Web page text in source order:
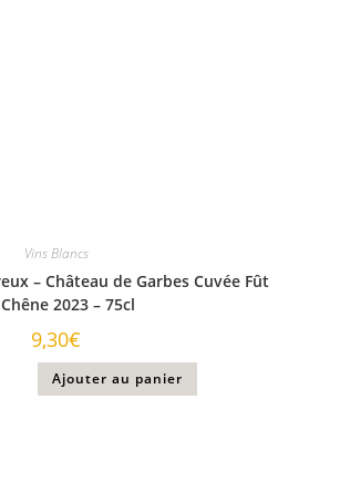
Vins Blancs
– Château de Garbes Cuvée Fût
2023 – 75cl
9,30€
Ajouter au panier